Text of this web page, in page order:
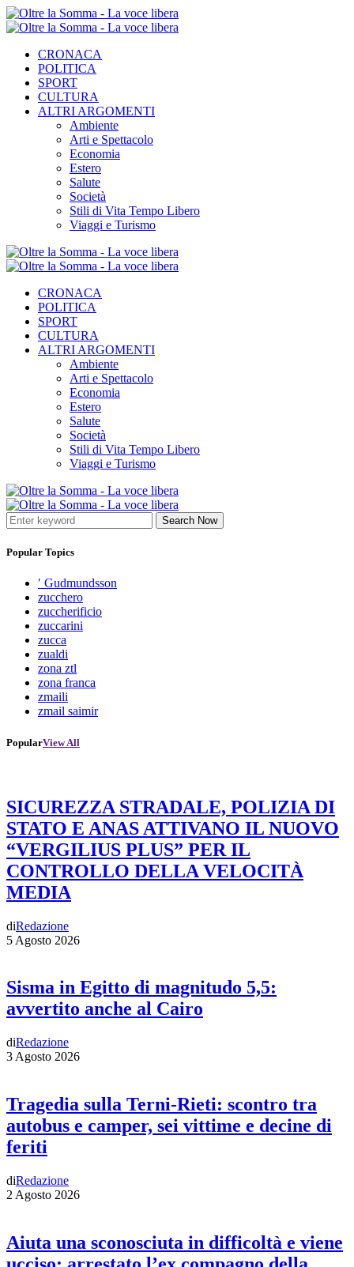
CRONACA
POLITICA
SPORT
CULTURA
ALTRI ARGOMENTI
Ambiente
Arti e Spettacolo
Economia
Estero
Salute
Società
Stili di Vita Tempo Libero
Viaggi e Turismo
CRONACA
POLITICA
SPORT
CULTURA
ALTRI ARGOMENTI
Ambiente
Arti e Spettacolo
Economia
Estero
Salute
Società
Stili di Vita Tempo Libero
Viaggi e Turismo
Search Now
Popular Topics
′ Gudmundsson
zucchero
zuccherificio
zuccarini
zucca
zualdi
zona ztl
zona franca
zmaili
zmail saimir
PopularView All
SICUREZZA STRADALE, POLIZIA DI
STATO E ANAS ATTIVANO IL NUOVO
“VERGILIUS PLUS” PER IL
CONTROLLO DELLA VELOCITÀ
MEDIA
diRedazione
5 Agosto 2026
Sisma in Egitto di magnitudo 5,5:
avvertito anche al Cairo
diRedazione
3 Agosto 2026
Tragedia sulla Terni-Rieti: scontro tra
autobus e camper, sei vittime e decine di
feriti
diRedazione
2 Agosto 2026
Aiuta una sconosciuta in difficoltà e viene